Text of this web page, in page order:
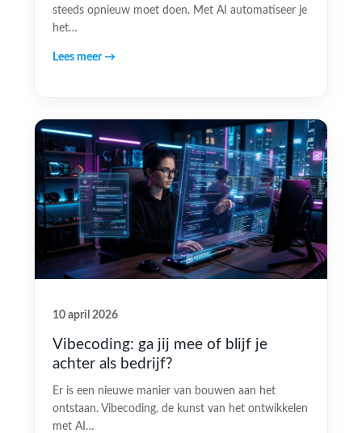
steeds opnieuw moet doen. Met AI automatiseer je
het…
Lees meer →
10 april 2026
Vibecoding: ga jij mee of blijf je
achter als bedrijf?
Er is een nieuwe manier van bouwen aan het
ontstaan. Vibecoding, de kunst van het ontwikkelen
met AI…